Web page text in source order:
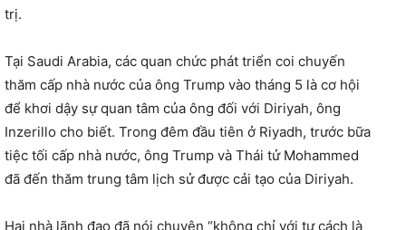
trị.
Tại Saudi Arabia, các quan chức phát triển coi chuyến
thăm cấp nhà nước của ông Trump vào tháng 5 là cơ hội
để khơi dậy sự quan tâm của ông đối với Diriyah, ông
Inzerillo cho biết. Trong đêm đầu tiên ở Riyadh, trước bữa
tiệc tối cấp nhà nước, ông Trump và Thái tử Mohammed
đã đến thăm trung tâm lịch sử được cải tạo của Diriyah.
Hai nhà lãnh đạo đã nói chuyện “không chỉ với tư cách là